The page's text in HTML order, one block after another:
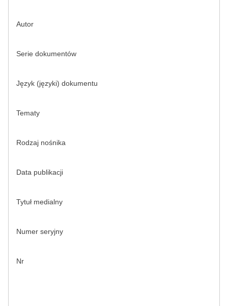
Autor
Serie dokumentów
Język (języki) dokumentu
Tematy
Rodzaj nośnika
Data publikacji
Tytuł medialny
Numer seryjny
Nr